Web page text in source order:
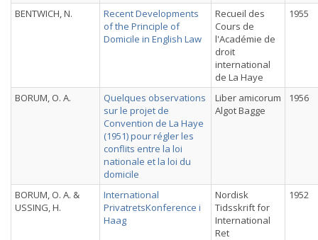
BENTWICH, N.
Recent Developments
of the Principle of
Domicile in English Law
Recueil des
Cours de
l'Académie de
droit
international
de La Haye
1955
BORUM, O. A.
Quelques observations
sur le projet de
Convention de La Haye
(1951) pour régler les
conflits entre la loi
nationale et la loi du
domicile
Liber amicorum
Algot Bagge
1956
BORUM, O. A. &
USSING, H.
International
PrivatretsKonference i
Haag
Nordisk
Tidsskrift for
International
Ret
1952